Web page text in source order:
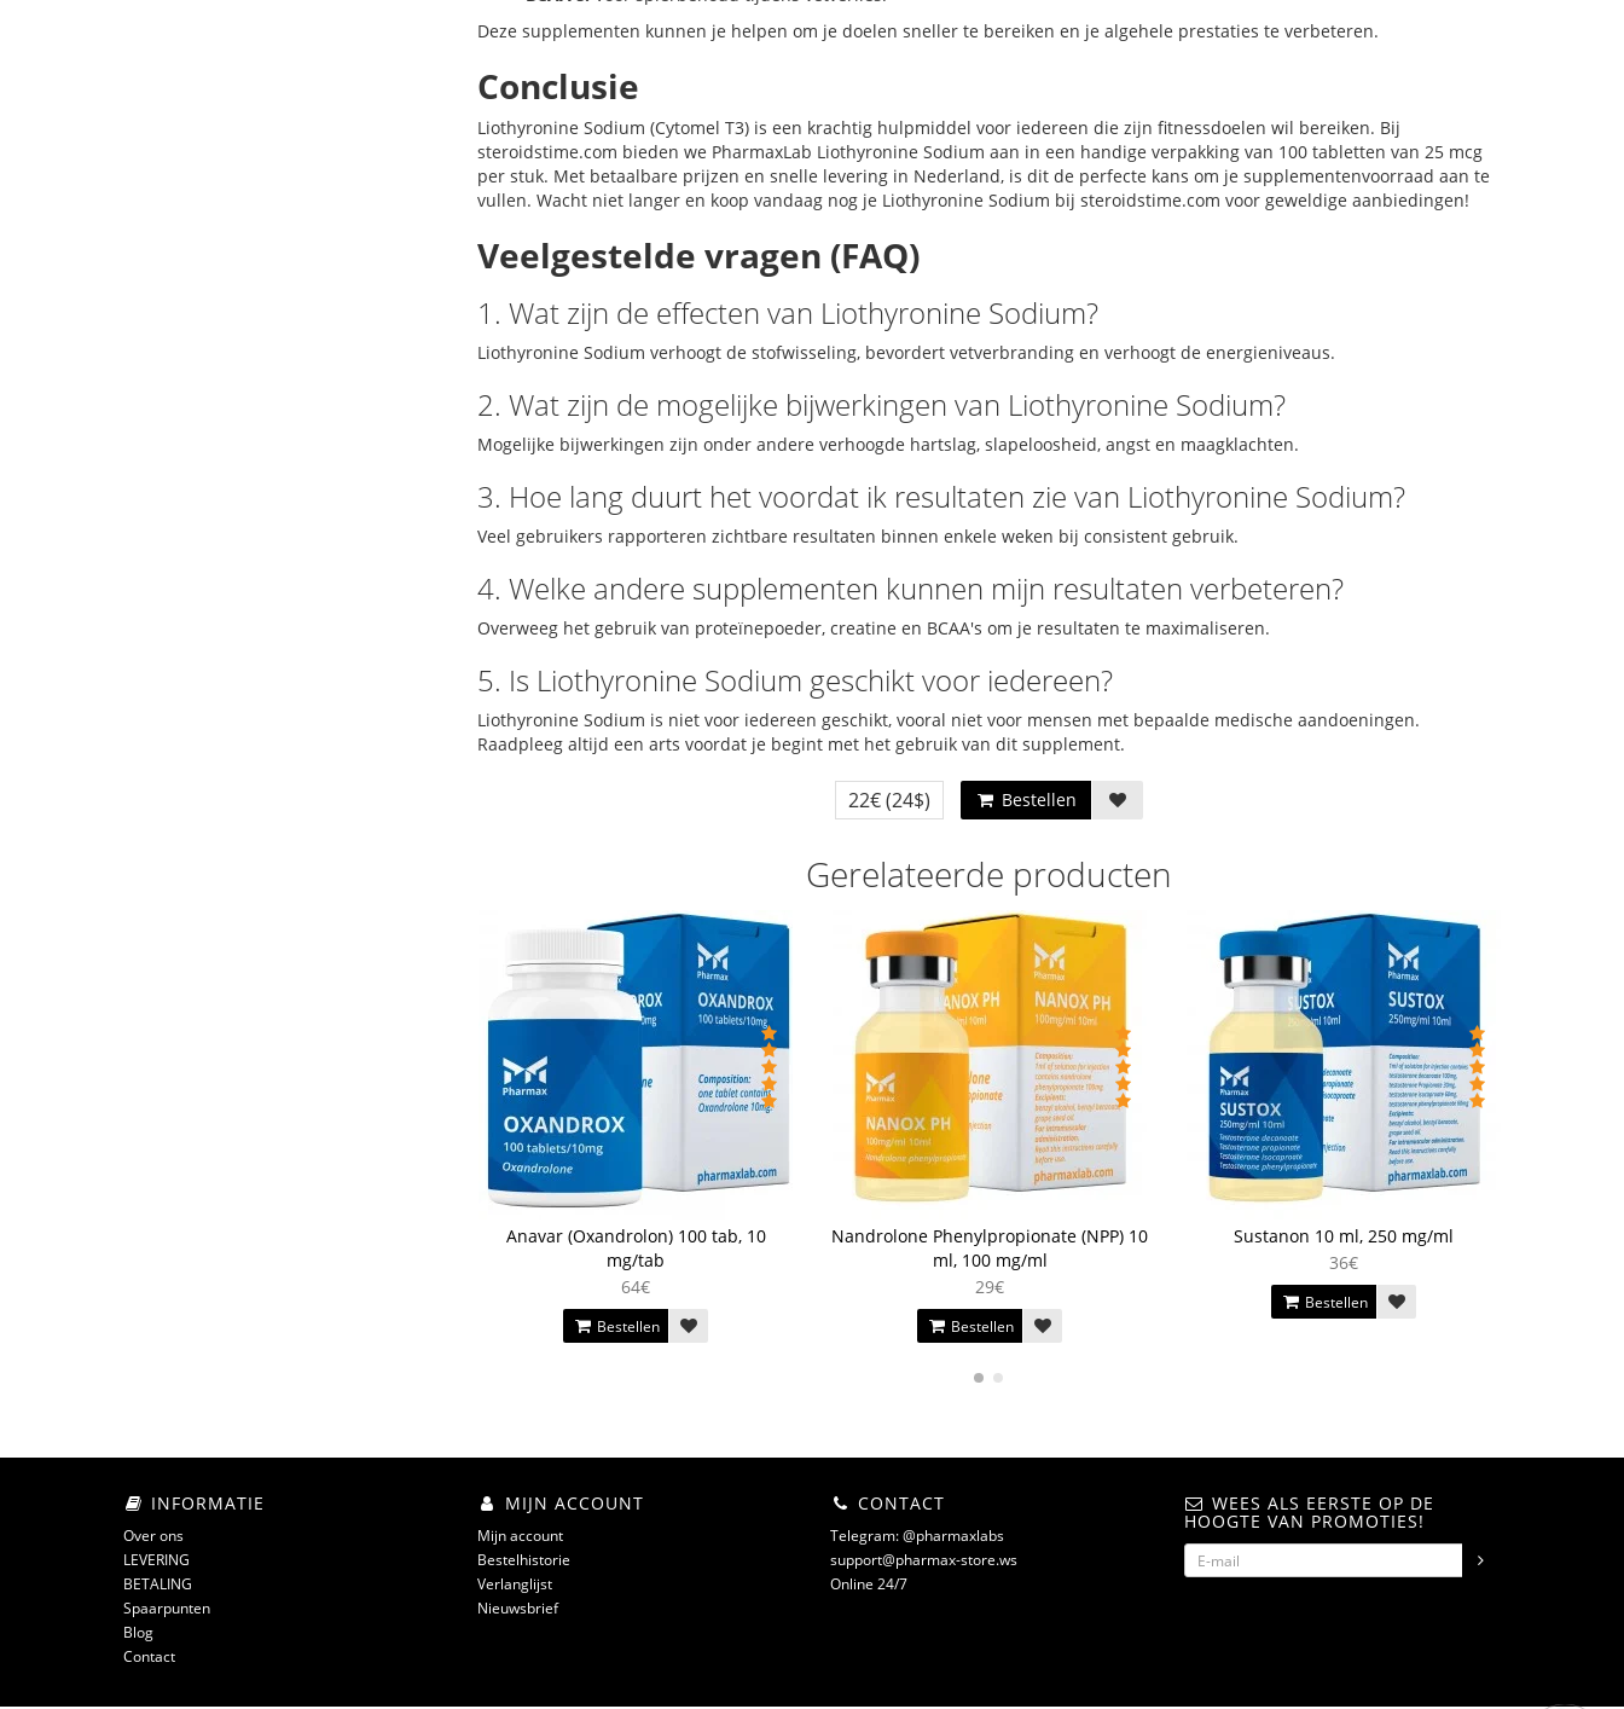
Deze supplementen kunnen je helpen om je doelen sneller te bereiken en je algehele prestaties te verbeteren.
Conclusie
Liothyronine Sodium (Cytomel T3) is een krachtig hulpmiddel voor iedereen die zijn fitnessdoelen wil bereiken. Bij
steroidstime.com bieden we PharmaxLab Liothyronine Sodium aan in een handige verpakking van 100 tabletten van 25 mcg
per stuk. Met betaalbare prijzen en snelle levering in Nederland, is dit de perfecte kans om je supplementenvoorraad aan te
vullen. Wacht niet langer en koop vandaag nog je Liothyronine Sodium bij steroidstime.com voor geweldige aanbiedingen!
Veelgestelde vragen (FAQ)
1. Wat zijn de effecten van Liothyronine Sodium?
Liothyronine Sodium verhoogt de stofwisseling, bevordert vetverbranding en verhoogt de energieniveaus.
2. Wat zijn de mogelijke bijwerkingen van Liothyronine Sodium?
Mogelijke bijwerkingen zijn onder andere verhoogde hartslag, slapeloosheid, angst en maagklachten.
3. Hoe lang duurt het voordat ik resultaten zie van Liothyronine Sodium?
Veel gebruikers rapporteren zichtbare resultaten binnen enkele weken bij consistent gebruik.
4. Welke andere supplementen kunnen mijn resultaten verbeteren?
Overweeg het gebruik van proteïnepoeder, creatine en BCAA's om je resultaten te maximaliseren.
5. Is Liothyronine Sodium geschikt voor iedereen?
Liothyronine Sodium is niet voor iedereen geschikt, vooral niet voor mensen met bepaalde medische aandoeningen.
Raadpleeg altijd een arts voordat je begint met het gebruik van dit supplement.
22€(24$) Bestellen
Gerelateerde producten
Anavar (Oxandrolon) 100 tab, 10
mg/tab
64€
Bestellen
Nandrolone Phenylpropionate (NPP) 10
ml, 100 mg/ml
29€
Bestellen
Sustanon 10 ml, 250 mg/ml
36€
Bestellen
INFORMATIE
Over ons
LEVERING
BETALING
Spaarpunten
Blog
Contact
MIJN ACCOUNT
Mijn account
Bestelhistorie
Verlanglijst
Nieuwsbrief
CONTACT
Telegram: @pharmaxlabs
support@pharmax-store.ws
Online 24/7
WEES ALS EERSTE OP DE
HOOGTE VAN PROMOTIES!